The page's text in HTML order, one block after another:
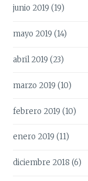
junio 2019 (19)
mayo 2019 (14)
abril 2019 (23)
marzo 2019 (10)
febrero 2019 (10)
enero 2019 (11)
diciembre 2018 (6)